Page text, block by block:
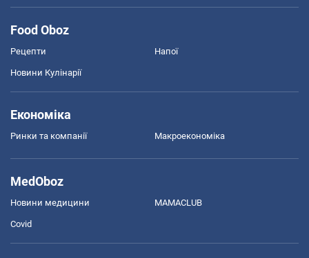
Food Oboz
Рецепти Напої
Новини Кулінарії
Економіка
Ринки та компанії Макроекономіка
MedOboz
Новини медицини MAMACLUB
Covid